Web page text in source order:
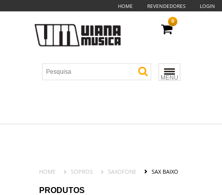
HOME REVENDEDORES LOGIN
MENU
0
HOME SOPROS SAXOFONE SAX BAIXO
PRODUTOS